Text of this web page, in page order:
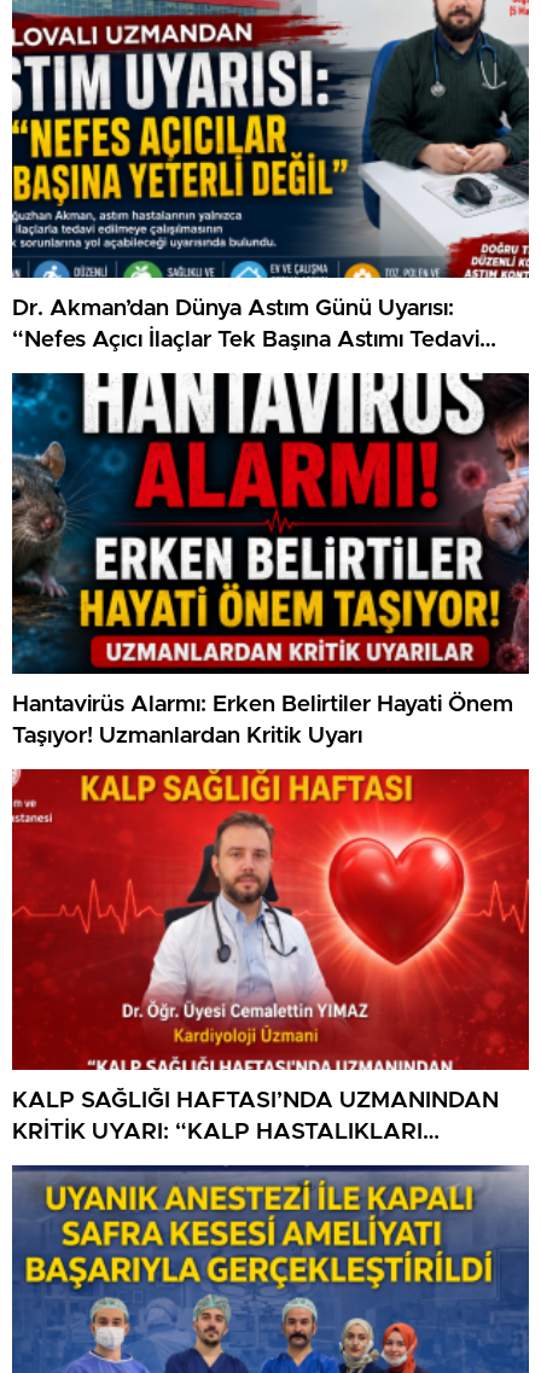
Dr. Akman’dan Dünya Astım Günü Uyarısı:
“Nefes Açıcı İlaçlar Tek Başına Astımı Tedavi
Etmez”
Hantavirüs Alarmı: Erken Belirtiler Hayati Önem
Taşıyor! Uzmanlardan Kritik Uyarı
KALP SAĞLIĞI HAFTASI’NDA UZMANINDAN
KRİTİK UYARI: “KALP HASTALIKLARI
ÖNLENEBİLİR”